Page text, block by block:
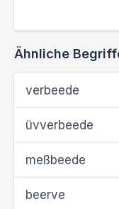
Ähnliche
verbeede
üvverbeede
meßbeede
beerve